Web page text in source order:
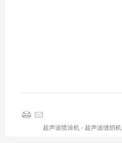
超声波喷涂机 - 超声波缝纫机